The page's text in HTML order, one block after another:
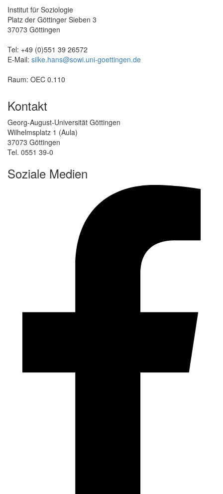
Institut für Soziologie
Platz der Göttinger Sieben 3
37073 Göttingen
Tel: +49 (0)551 39 26572
E-Mail: silke.hans@sowi.uni-goettingen.de
Raum: OEC 0.110
Kontakt
Georg-August-Universität Göttingen
Wilhelmsplatz 1 (Aula)
37073 Göttingen
Tel. 0551 39-0
Soziale Medien